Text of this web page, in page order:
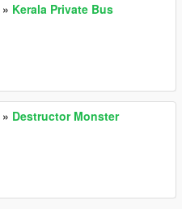
» Kerala Private Bus
» Destructor Monster